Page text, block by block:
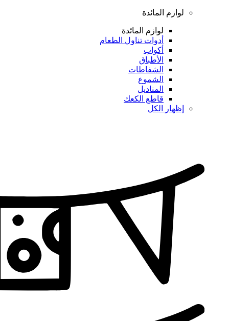
لوازم المائدة
لوازم المائدة
أدوات تناول الطعام
أكواب
الأطباق
الشفاطات
الشموع
المناديل
قاطع الكعك
إظهار الكل